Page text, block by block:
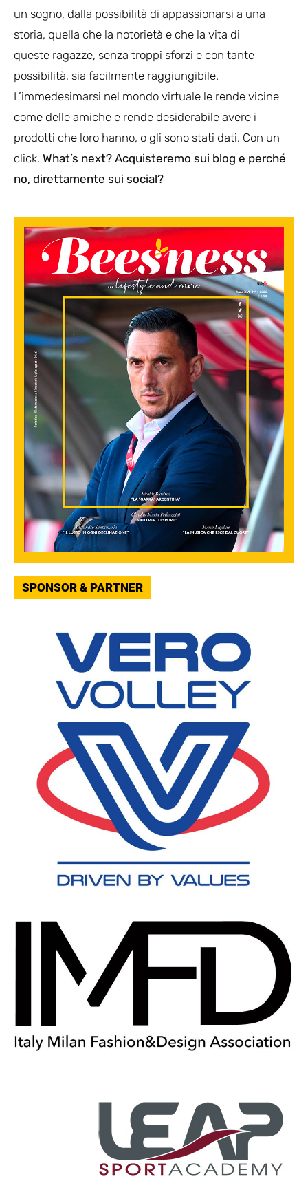
un sogno, dalla possibilità di appassionarsi a una
storia, quella che la notorietà e che la vita di
queste ragazze, senza troppi sforzi e con tante
possibilità, sia facilmente raggiungibile.
L’immedesimarsi nel mondo virtuale le rende vicine
come delle amiche e rende desiderabile avere i
prodotti che loro hanno, o gli sono stati dati. Con un
click. What’s next? Acquisteremo sui blog e perché
no, direttamente sui social?
SPONSOR & PARTNER